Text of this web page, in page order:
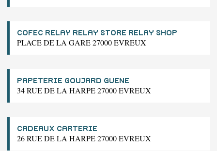
COFEC RELAY RELAY STORE RELAY SHOP
PLACE DE LA GARE 27000 EVREUX
PAPETERIE GOUJARD GUENE
34 RUE DE LA HARPE 27000 EVREUX
CADEAUX CARTERIE
26 RUE DE LA HARPE 27000 EVREUX